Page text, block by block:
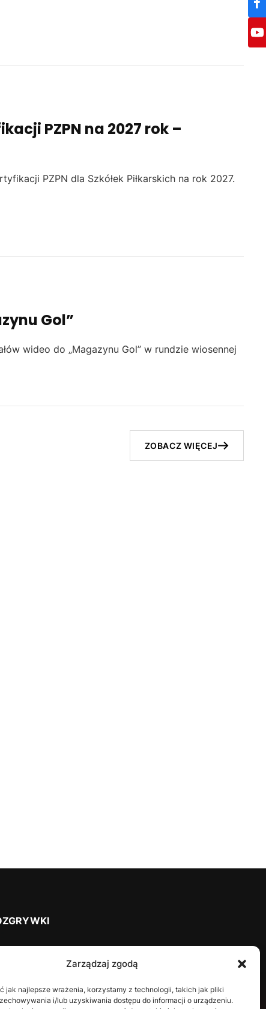
Zarządzaj zgodą
jak najlepsze wrażenia, korzystamy z technologii, takich jak pliki
i/lub uzyskiwania dostępu do informacji o urządzeniu.
PZPN na 2027 rok –
PZPN dla Szkółek Piłkarskich na rok 2027.
Gol”
wideo do „Magazynu Gol” w rundzie wiosennej
ZOBACZ WIĘCEJ
2024
2023